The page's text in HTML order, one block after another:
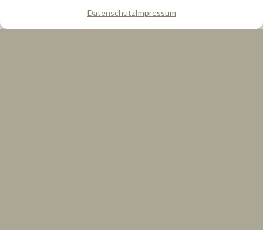
DatenschutzImpressum